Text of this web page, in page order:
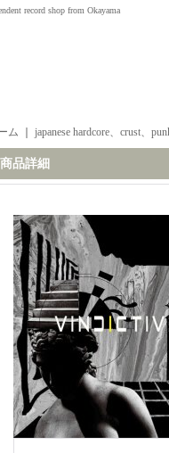
record shop from Okayama
ム japanese hardcore、crust、
商品詳細